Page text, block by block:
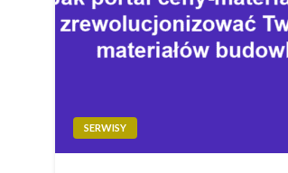
SERWISY